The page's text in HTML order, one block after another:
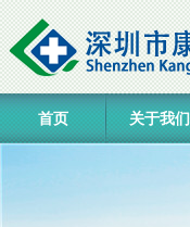
首页 关于我们